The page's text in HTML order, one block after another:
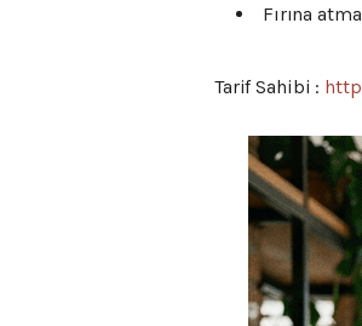
Fırına
Tarif Sahibi :